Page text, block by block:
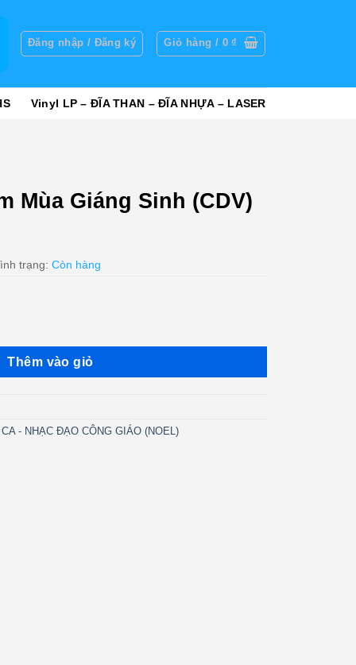
Đăng nhập / Đăng ký Giỏ hàng / 0₫
Vinyl LP – ĐĨA THAN – ĐĨA NHỰA – LASER
Mùa Giáng Sinh (CDV)
trạng: Còn hàng
Thêm vào giỏ
- NHẠC ĐẠO CÔNG GIÁO (NOEL)